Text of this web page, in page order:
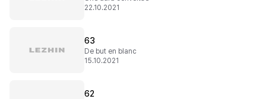
22.10.2021
63
De but en blanc
15.10.2021
62